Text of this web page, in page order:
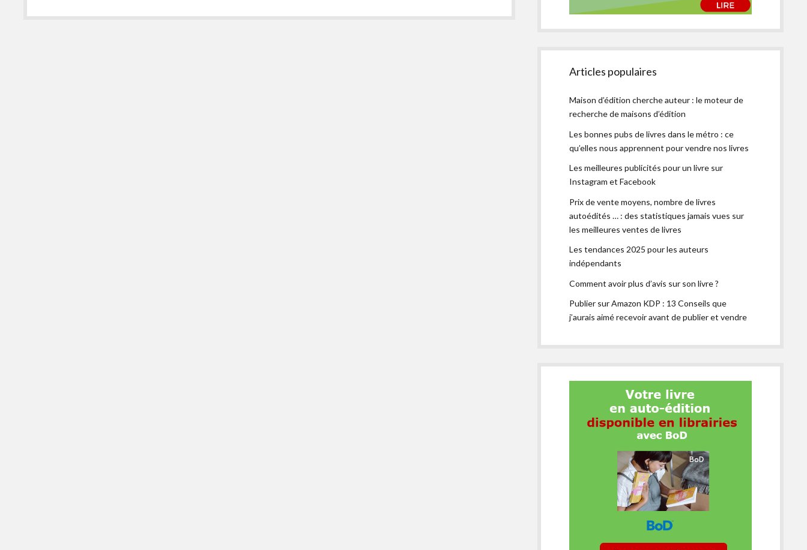
Articles populaires
Maison d’édition cherche auteur : le moteur de
recherche de maisons d’édition
Les bonnes pubs de livres dans le métro : ce
qu’elles nous apprennent pour vendre nos livres
Les meilleures publicités pour un livre sur
Instagram et Facebook
Prix de vente moyens, nombre de livres
autoédités … : des statistiques jamais vues sur
les meilleures ventes de livres
Les tendances 2025 pour les auteurs
indépendants
Comment avoir plus d’avis sur son livre ?
Publier sur Amazon KDP : 13 Conseils que
j’aurais aimé recevoir avant de publier et vendre